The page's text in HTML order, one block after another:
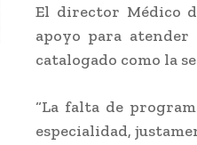
El director Médico
apoyo para atender
catalogado como la
“La falta de
especialidad,